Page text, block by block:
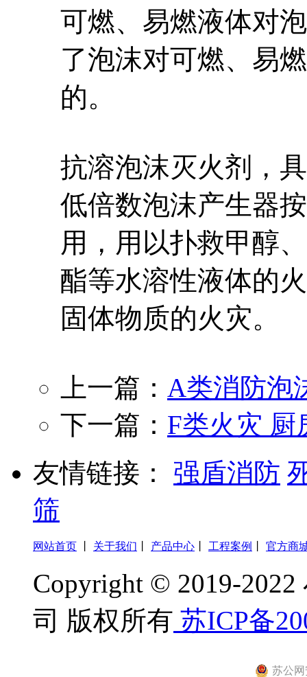
可燃、易燃液体对
了泡沫对可燃、易
的。
抗溶泡沫灭火剂，
低倍数泡沫产生器
用，用以扑救甲醇
酯等水溶性液体的
固体物质的火灾。
上一篇： A类消防泡
下一篇： F类火灾 厨
友情链接： 强盾消防
筛
网站首页 关于我们 产品中心 工程案例 官方商
Copyright © 2019-
司 版权所有 苏ICP备
苏公网